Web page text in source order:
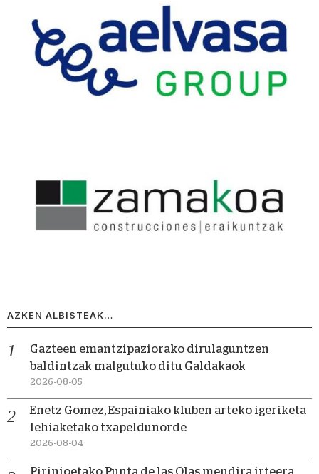
AZKEN ALBISTEAK…
Gazteen emantzipaziorako dirulaguntzen
baldintzak malgutuko ditu Galdakaok
2026-08-05
Enetz Gomez, Espainiako kluben arteko igeriketa
lehiaketako txapeldunorde
2026-08-04
Pirinioetako Punta de las Olas mendira irteera